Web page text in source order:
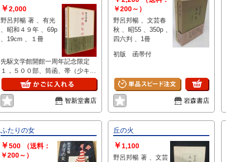
￥2,000
野呂邦暢 著 、有光
、昭和４９年 、69p
、19cm 、１冊
先駆文学館開館一周年記念限定
１，５００部、筒函、帯（少キ
レ）、美本
智新堂書店
￥200～）
野呂邦暢 、文芸春
秋 、昭55 、350p 、
四六判 、1冊
初版 函帯付
岩森書店
ふたりの女
￥500
（送料：
￥200～）
丘の火
￥ 1,100
野呂邦暢 著 、文芸